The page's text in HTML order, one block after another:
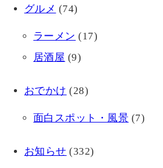
グルメ (74)
ラーメン (17)
居酒屋 (9)
おでかけ (28)
面白スポット・風景 (7)
お知らせ (332)